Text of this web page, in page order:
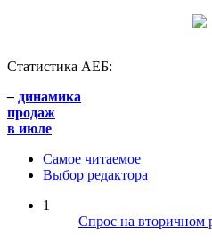
Статистика АЕБ:
– динамика
продаж
в июле
Самое читаемое
Выбор редактора
1
Спрос на вторичном